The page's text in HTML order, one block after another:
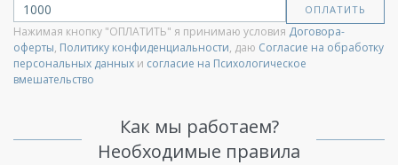
Нажимая кнопку "ОПЛАТИТЬ" я принимаю условия Договора-
оферты, Политику конфиденциальности, даю Согласие на обработку
персональных данных и согласие на Психологическое
вмешательство
Как мы работаем?
Необходимые правила